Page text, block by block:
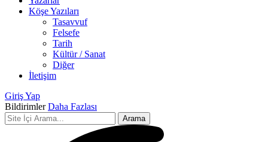
Köşe Yazıları
Tasavvuf
Felsefe
Tarih
Kültür / Sanat
Diğer
İletişim
Giriş Yap
Bildirimler Daha Fazlası